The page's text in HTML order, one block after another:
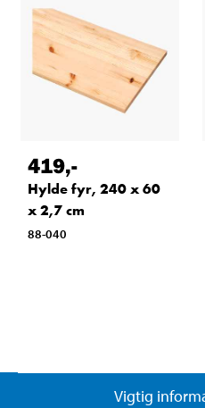
419,-
Hylde fyr, 240 x 60
x 2,7 cm
88-040
Vigtig